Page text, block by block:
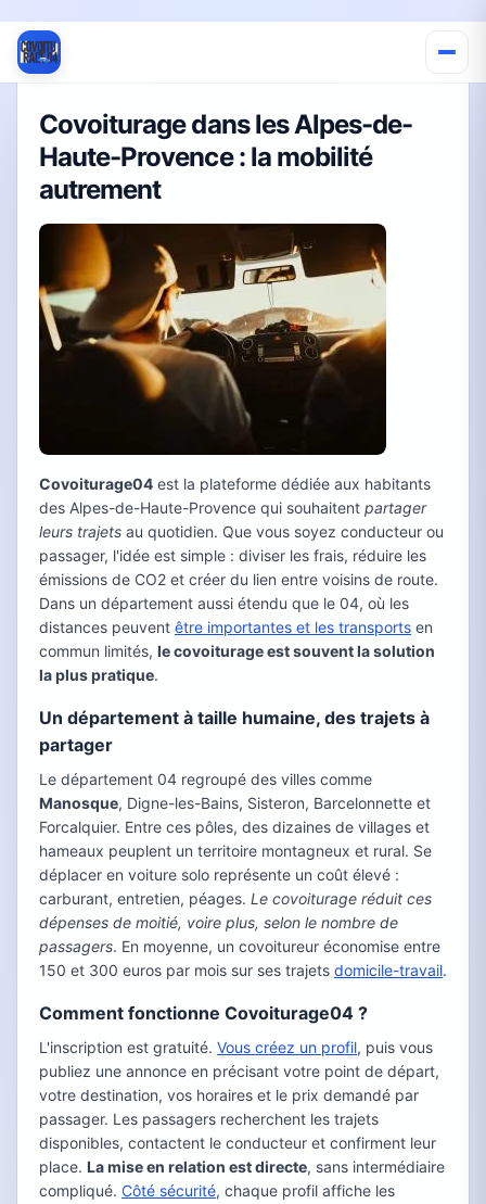
Covoiturage dans les Alpes-de-
Haute-Provence : la mobilité
autrement
Covoiturage04 est la plateforme dédiée aux habitants
des Alpes-de-Haute-Provence qui souhaitent partager
leurs trajets au quotidien. Que vous soyez conducteur ou
passager, l'idée est simple : diviser les frais, réduire les
émissions de CO2 et créer du lien entre voisins de route.
Dans un département aussi étendu que le 04, où les
distances peuvent être importantes et les transports en
commun limités, le covoiturage est souvent la solution
la plus pratique.
Un département à taille humaine, des trajets à
partager
Le département 04 regroupé des villes comme
Manosque, Digne-les-Bains, Sisteron, Barcelonnette et
Forcalquier. Entre ces pôles, des dizaines de villages et
hameaux peuplent un territoire montagneux et rural. Se
déplacer en voiture solo représente un coût élevé :
carburant, entretien, péages. Le covoiturage réduit ces
dépenses de moitié, voire plus, selon le nombre de
passagers. En moyenne, un covoitureur économise entre
150 et 300 euros par mois sur ses trajets domicile-travail.
Comment fonctionne Covoiturage04 ?
L'inscription est gratuité. Vous créez un profil, puis vous
publiez une annonce en précisant votre point de départ,
votre destination, vos horaires et le prix demandé par
passager. Les passagers recherchent les trajets
disponibles, contactent le conducteur et confirment leur
place. La mise en relation est directe, sans intermédiaire
compliqué. Côté sécurité, chaque profil affiche les